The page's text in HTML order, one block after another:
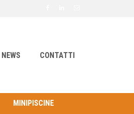
NEWS CONTATTI
MINIPISCINE